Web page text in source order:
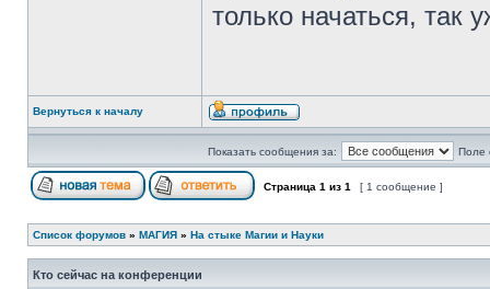
только начаться, так
Вернуться к началу
Показать сообщения за: Поле
Страница 1 из 1 [ 1 сообщение ]
Список форумов » МАГИЯ » На стыке Магии и Науки
Кто сейчас на конференции